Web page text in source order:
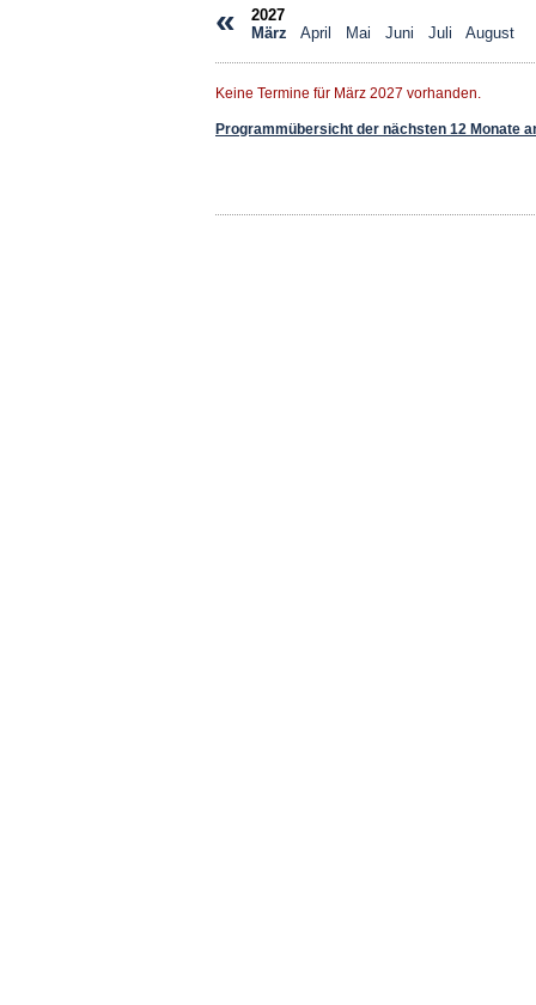
«
2027
März
April Mai Juni Juli August
Keine Termine für März 2027 vorhanden.
Programmübersicht der nächsten 12 Monate